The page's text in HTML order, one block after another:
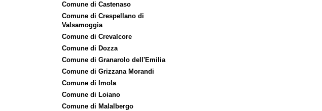
Comune di Castenaso
Comune di Crespellano di
Valsamoggia
Comune di Crevalcore
Comune di Dozza
Comune di Granarolo dell'Emilia
Comune di Grizzana Morandi
Comune di Imola
Comune di Loiano
Comune di Malalbergo